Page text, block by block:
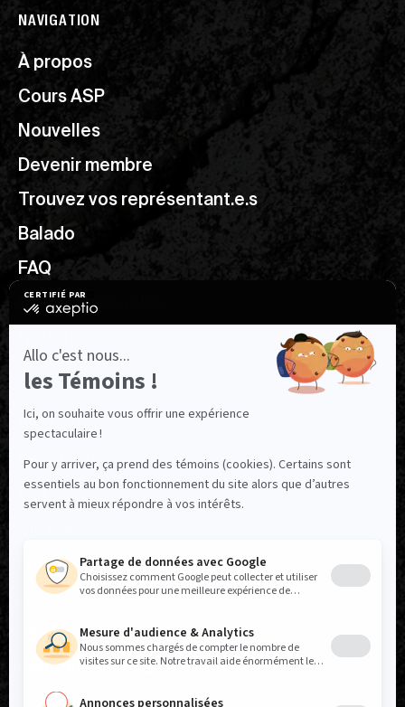
NAVIGATION
À propos
Cours ASP
Nouvelles
Devenir membre
Trouvez vos représentant.e.s
Balado
FAQ
Ressources utiles
NOUS SUIVRE
Facebook
Instagram
LinkedIn
YouTube
Politique réseaux sociaux